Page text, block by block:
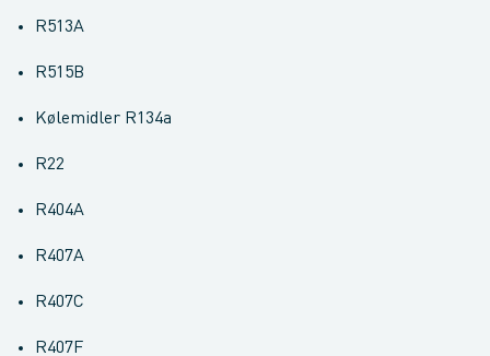
R513A
R515B
Kølemidler R134a
R22
R404A
R407A
R407C
R407F